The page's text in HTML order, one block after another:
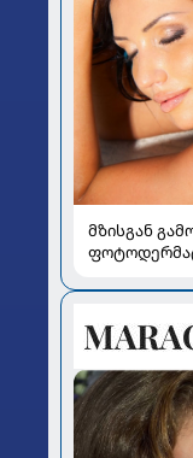
მზისგან